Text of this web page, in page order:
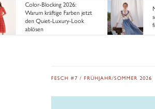
Color-Blocking 2026:
Warum kräftige Farben jetzt
den Quiet-Luxury-Look
ablösen
FESCH #7 / FRÜHJAHR/SOMMER 2026